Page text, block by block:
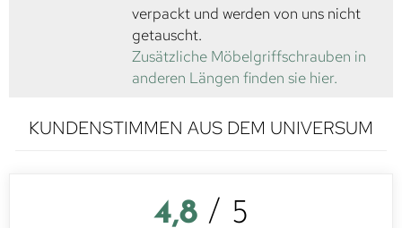
verpackt und werden von uns nicht
getauscht.
Zusätzliche Möbelgriffschrauben in
anderen Längen finden sie hier.
KUNDENSTIMMEN AUS DEM UNIVERSUM
4,8 / 5